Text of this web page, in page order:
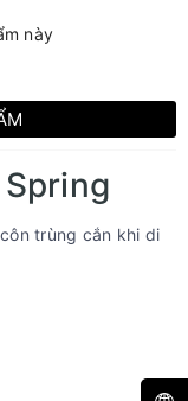
này
trùng cắn khi di